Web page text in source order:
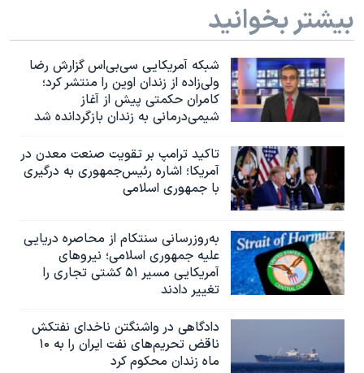
بیشتر بخوانید
شبکه آمریکایی سی‌بی‌‌اس گزارش رضا
ولی‌زاده از زندان اوین را منتشر کرد؛
کامران حکمتی پیش از آغاز
شیمی‌درمانی به زندان بازگردانده شد
تاکید ترامپ بر تقویت صنعت معدن در
آمریکا؛ اشاره رئیس‌جمهوری به درگیری
با جمهوری اسلامی
به‌روزرسانی سنتکام از محاصره دریایی
علیه جمهوری اسلامی؛ نیروهای
آمریکایی مسیر ۵۱ کشتی تجاری را
تغییر دادند
دادگاهی در واشنگتن ناخدای نفتکش
ناقض تحریم‌های نفت ایران را به ۱۰
ماه زندان محکوم کرد